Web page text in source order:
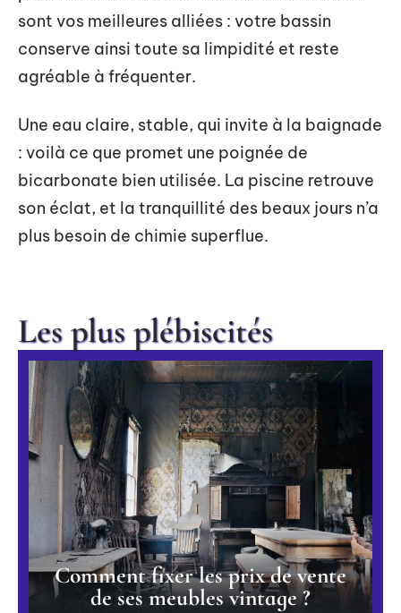
sont vos meilleures alliées : votre bassin
conserve ainsi toute sa limpidité et reste
agréable à fréquenter.
Une eau claire, stable, qui invite à la baignade
: voilà ce que promet une poignée de
bicarbonate bien utilisée. La piscine retrouve
son éclat, et la tranquillité des beaux jours n’a
plus besoin de chimie superflue.
Les plus plébiscités
Comment fixer les prix de vente
de ses meubles vintage ?